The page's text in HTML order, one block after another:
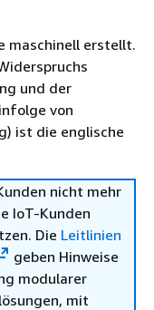
maschinell erstellt.
und der
von
ist die englische
nicht mehr
IoT-Kunden
Die Leitlinien
geben Hinweise
modularer
mit